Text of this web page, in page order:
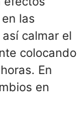
las
calmar el
colocando
En
en